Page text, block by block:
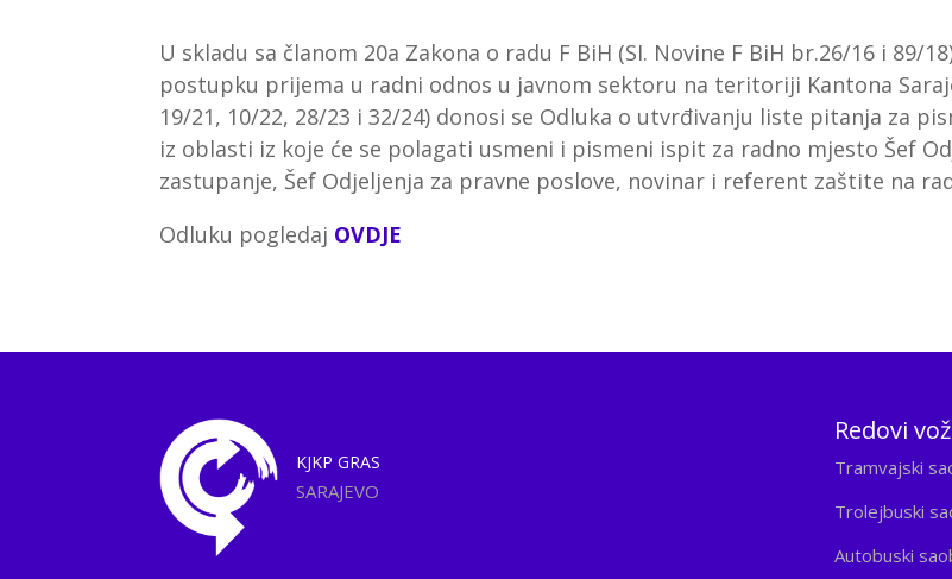
U skladu sa članom 20a Zakona o radu F BiH (SI. Novine F BiH br.26/16 i 89/
postupku prijema u radni odnos u javnom sektoru na teritoriji Kantona
19/21, 10/22, 28/23 i 32/24) donosi se Odluka o utvrđivanju liste pitanja za
iz oblasti iz koje će se polagati usmeni i pismeni ispit za radno mjesto Šef
zastupanje, Šef Odjeljenja za pravne poslove, novinar i referent zaštite na
Odluku pogledaj OVDJE
KJKP GRAS
SARAJEVO
Redovi
Tramvajski
Trolejbuski
Autobuski